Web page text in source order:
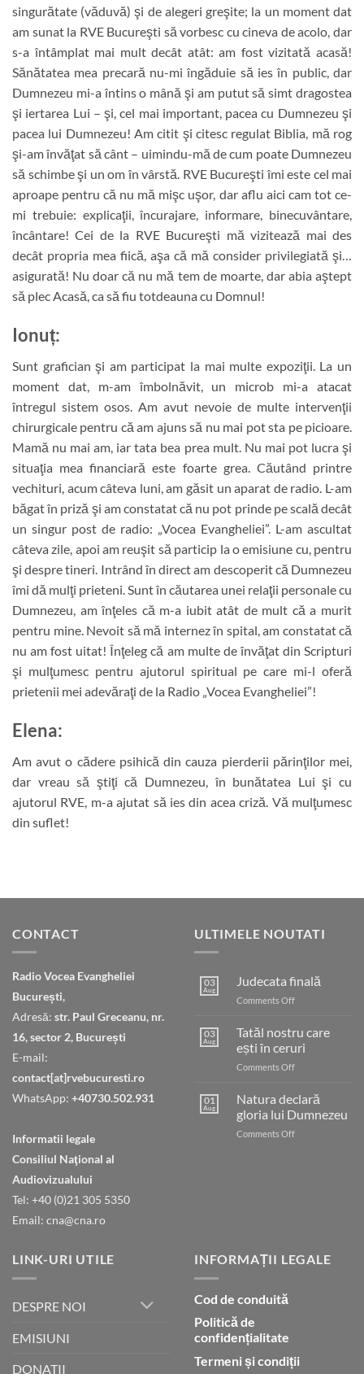
singurătate (văduvă) şi de alegeri greşite; la un moment dat
am sunat la RVE Bucureşti să vorbesc cu cineva de acolo, dar
s-a întâmplat mai mult decât atât: am fost vizitată acasă!
Sănătatea mea precară nu-mi îngăduie să ies în public, dar
Dumnezeu mi-a întins o mână şi am putut să simt dragostea
şi iertarea Lui – şi, cel mai important, pacea cu Dumnezeu şi
pacea lui Dumnezeu! Am citit şi citesc regulat Biblia, mă rog
şi-am învăţat să cânt – uimindu-mă de cum poate Dumnezeu
să schimbe şi un om în vârstă. RVE Bucureşti îmi este cel mai
aproape pentru că nu mă mişc uşor, dar aflu aici cam tot ce-
mi trebuie: explicaţii, încurajare, informare, binecuvântare,
încântare! Cei de la RVE Bucureşti mă vizitează mai des
decât propria mea fiică, aşa că mă consider privilegiată şi…
asigurată! Nu doar că nu mă tem de moarte, dar abia aştept
să plec Acasă, ca să fiu totdeauna cu Domnul!
Ionuț:
Sunt grafician şi am participat la mai multe expoziţii. La un
moment dat, m-am îmbolnăvit, un microb mi-a atacat
întregul sistem osos. Am avut nevoie de multe intervenţii
chirurgicale pentru că am ajuns să nu mai pot sta pe picioare.
Mamă nu mai am, iar tata bea prea mult. Nu mai pot lucra şi
situaţia mea financiară este foarte grea. Căutând printre
vechituri, acum câteva luni, am găsit un aparat de radio. L-am
băgat în priză şi am constatat că nu pot prinde pe scală decât
un singur post de radio: „Vocea Evangheliei”. L-am ascultat
câteva zile, apoi am reuşit să particip la o emisiune cu, pentru
şi despre tineri. Intrând în direct am descoperit că Dumnezeu
îmi dă mulţi prieteni. Sunt în căutarea unei relaţii personale cu
Dumnezeu, am înţeles că m-a iubit atât de mult că a murit
pentru mine. Nevoit să mă internez în spital, am constatat că
nu am fost uitat! Înţeleg că am multe de învăţat din Scripturi
şi mulţumesc pentru ajutorul spiritual pe care mi-l oferă
prietenii mei adevăraţi de la Radio „Vocea Evangheliei”!
Elena:
Am avut o cădere psihică din cauza pierderii părinţilor mei,
dar vreau să ştiţi că Dumnezeu, în bunătatea Lui şi cu
ajutorul RVE, m-a ajutat să ies din acea criză. Vă mulţumesc
din suflet!
CONTACT
Radio Vocea Evangheliei
București,
Adresă: str. Paul Greceanu, nr.
16, sector 2, București
E-mail:
contact[at]rvebucuresti.ro
WhatsApp: +40730.502.931
Informatii legale
Consiliul Naţional al
Audiovizualului
Tel: +40 (0)21 305 5350
Email: cna@cna.ro
ULTIMELE NOUTATI
03
Aug
Judecata finală
Comments Offon
03
Aug
Tatăl nostru care
ești în ceruri
Comments Offon
nostru
ești
în
01
Aug
Natura declară
gloria lui Dumnezeu
Comments Offon
LINK-URI UTILE
DESPRE NOI
EMISIUNI
DONATII
INFORMAȚII LEGALE
Cod de conduită
Politică de
confidențialitate
Termeni și condiții